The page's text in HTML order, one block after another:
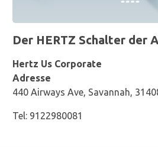
Der HERTZ Schalter der
Hertz Us Corporate
Adresse
440 Airways Ave, Savannah,
Tel: 9122980081